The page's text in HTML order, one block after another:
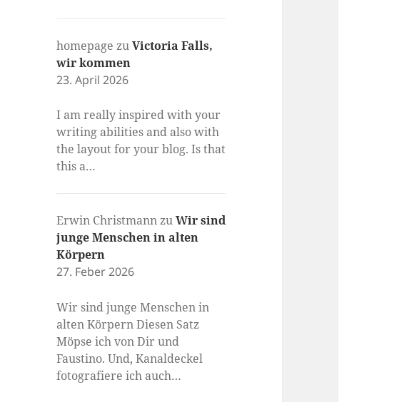
homepage zuVictoria Falls,
wir kommen
23. April 2026
I am really inspired with your
writing abilities and also with
the layout for your blog. Is that
this a…
Erwin ChristmannzuWir sind
junge Menschen in alten
Körpern
27. Feber 2026
Wir sind junge Menschen in
alten Körpern Diesen Satz
Möpse ich von Dir und
Faustino. Und, Kanaldeckel
fotografiere ich auch…